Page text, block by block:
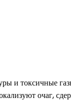
и токсичные
очаг,